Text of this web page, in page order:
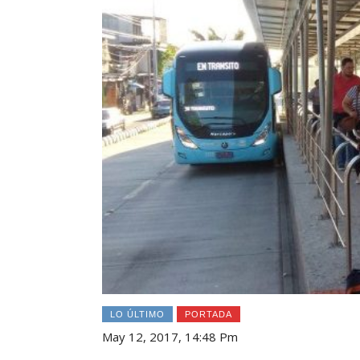
LO ÚLTIMO PORTADA
May 12, 2017, 14:48 Pm